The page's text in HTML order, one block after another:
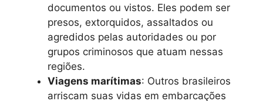
documentos ou vistos. Eles podem ser
presos, extorquidos, assaltados ou
agredidos pelas autoridades ou por
grupos criminosos que atuam nessas
regiões.
Viagens marítimas: Outros brasileiros
arriscam suas vidas em embarcações